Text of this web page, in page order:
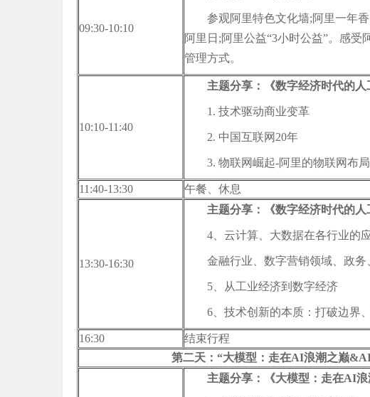
09:30-10:10
参观阿里特色文化墙;阿里一年
阿里日;阿里公益“3小时公益”。感
管理方式。
10:10-11:40
主题分享：《数字经济时代的
1. 技术驱动商业变革
2. 中国互联网20年
3. 物联网崛起-阿里的物联网布局
11:40-13:30 午餐、休息
13:30-16:30
主题分享：《数字经济时代的
4、云计算、大数据在各行业的
金融行业、数字营销领域、政
5、从工业经济到数字经济
6、技术创新的本质：打破边界
16:30
结束行程
第二天：“大模型：走在AI浪潮之巅
主题分享：《大模型：走在AI浪